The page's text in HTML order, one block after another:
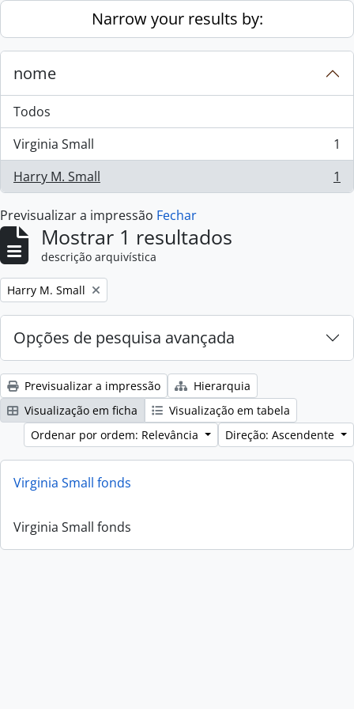
Skip to main contentNarrow your results by:
nome
Todos
Virginia Small
, 1 resultados
1
Harry M. Small
, 1 resultados 1
Previsualizar a impressão Fechar
Mostrar 1 resultados
descrição arquivística
Remove filter:
Harry M. Small
Opções de pesquisa avançada
Previsualizar a impressão
Hierarquia
Visualização em ficha
Visualização em tabela
Ordenar por ordem: Relevância
Direção: Ascendente
Virginia Small fonds
Virginia Small fonds